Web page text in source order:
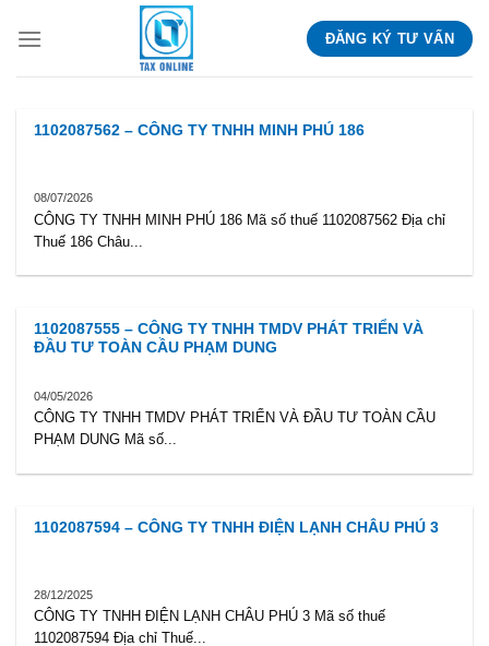
ĐĂNG KÝ TƯ VẤN
1102087562 – CÔNG TY TNHH MINH PHÚ 186
08/07/2026
CÔNG TY TNHH MINH PHÚ 186 Mã số thuế 1102087562 Địa chỉ
Thuế 186 Châu...
1102087555 – CÔNG TY TNHH TMDV PHÁT TRIỂN VÀ
ĐẦU TƯ TOÀN CẦU PHẠM DUNG
04/05/2026
CÔNG TY TNHH TMDV PHÁT TRIỂN VÀ ĐẦU TƯ TOÀN CẦU
PHẠM DUNG Mã số...
1102087594 – CÔNG TY TNHH ĐIỆN LẠNH CHÂU PHÚ 3
28/12/2025
CÔNG TY TNHH ĐIỆN LẠNH CHÂU PHÚ 3 Mã số thuế
1102087594 Địa chỉ Thuế...